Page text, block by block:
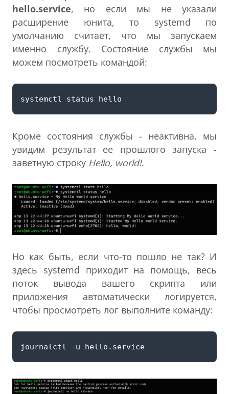
hello.service, но если мы не указали
расширение юнита, то systemd по
умолчанию считает, что мы запускаем
именно службу. Состояние службы мы
можем посмотреть командой:
Кроме состояния службы - неактивна, мы
увидим результат ее прошлого запуска -
заветную строку Hello, world!.
Но как быть, если что-то пошло не так? И
здесь systemd приходит на помощь, весь
поток вывода вашего скрипта или
приложения автоматически логируется,
чтобы просмотреть лог выполните команду: